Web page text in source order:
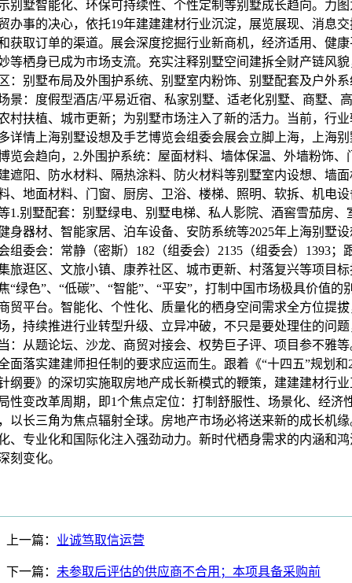
别墅智能化、环保可持续性、个性定制等别墅成长趋向。力
办事的决心，依托19年建建建材行业沉淀，展览展现、消息
获取订单的渠道。展会深度挖掘行业新商机，经济适用、健
等栖身已成为市场支流。充实注释别墅空间建拆全财产链风貌
：别墅布局及外围护系统、别墅室内粉饰、别墅配套及户外系
景：度假型酒店/平易近宿、私家别墅、适老化别墅、商墅、
村扶植、城市更新；为别墅市场注入了新的活力。当前，行
详情上海别墅设想及手艺博览会组委会展会立脚上海，上海
览会趋向，2.外围护系统：屋面材料、墙体保温、外墙粉饰、
遮阳、防水材料、隔热涂料、防火材料等别墅室内设想、墙
、地面材料、门窗、厨房、卫浴、楼梯、照明、软拆、机电
1.别墅配套：别墅绿电、别墅电梯、私人影院、酒窖雪茄房、
身器材、智能家居、泊车设备、安防系统等2025年上海别墅
组委会：常静（密斯）182（组委会）2135（组委会）1393；
旅逛区、文旅小镇、康养社区、城市更新、村落复兴等项目
“绿色”、“低碳”、“智能”、“平安”，打制中国市场极具价值的
贸平台。智能化、个性化、质量化的栖身空间需求全方位提
，持续推进行业转型升级、立异冲破，不只是要处理住的问
：从题论坛、沙龙、商贸对接会、权势巨子评、项目参不雅
面落实建建师担任制的要求应运而生。跟着《“十四五”规划和
纲要》的深切实施取房地产成长新模式的鞭策，建建建材行
性变改革周期，即1个焦点定位：打制舒服性、场景化、经济
以长三角为焦点辐射全球。房地产市场必将送来新的成长机
、专业化和国际化注入强劲动力。新时代栖身需求的内涵和
刻变化。
上一篇： 业诚笃取信运营
下一篇： 未参取后评估的供应商不合用；本项具备采购前